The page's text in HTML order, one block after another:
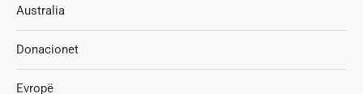
Australia
Donacionet
Evropë